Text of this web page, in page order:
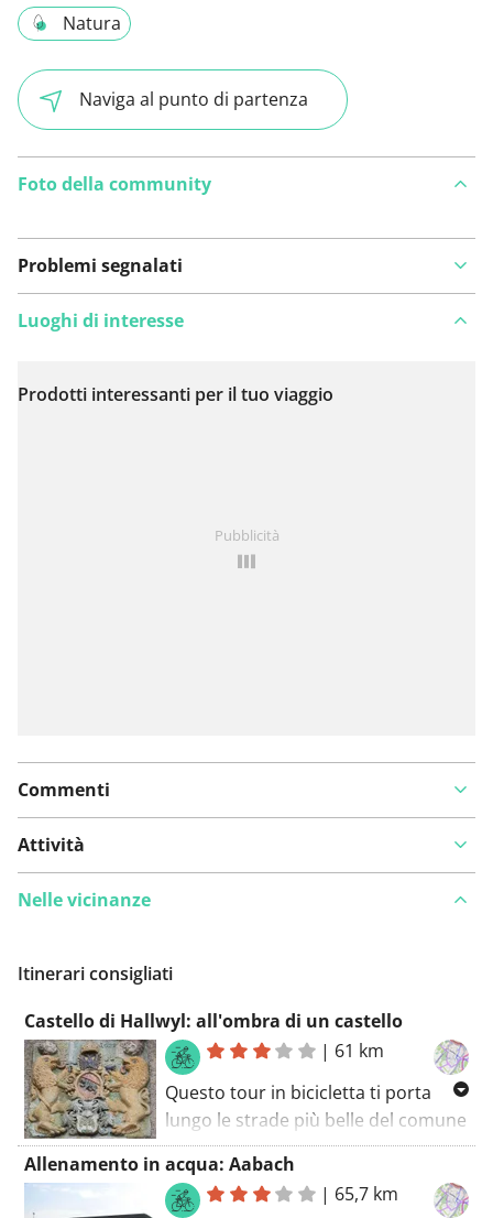
Natura
Naviga al punto di partenza
Foto della community
Problemi segnalati
Visualizza sulla mappa
Luoghi di interesse
Prodotti interessanti per il tuo viaggio
Pubblicità
Commenti
Attività
Nelle vicinanze
Itinerari consigliati
Castello di Hallwyl: all'ombra di un castello
| 61 km
Questo tour in bicicletta ti porta
lungo le strade più belle del comune
di Niederwil. Fermati ad ammirare il
castello lungo questo percorso
(Hallwyl Castle). La pista ciclabile
Allenamento in acqua: Aabach
| 65,7 km